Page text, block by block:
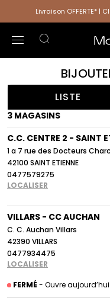
Livraison OFFERTE* |
LISTE
3 MAGASINS
C.C. CENTRE 2 - SAINT
1 a 7 rue des Docteurs
42100 SAINT ETIENNE
0477579275
LOCALISER
VILLARS - CC AUCHAN
C. C. Auchan Villars
42390 VILLARS
0477934475
LOCALISER
FERMÉ - Ouvre